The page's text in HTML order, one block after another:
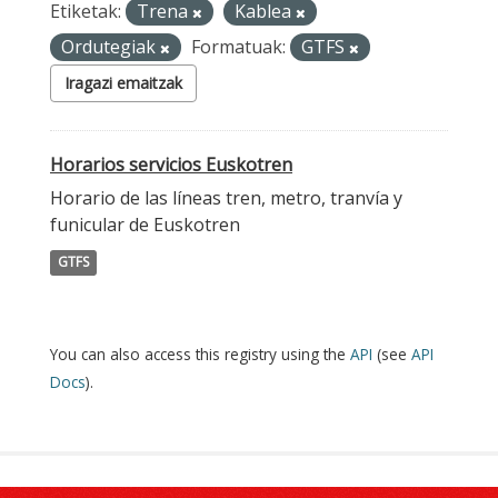
Etiketak: Trena
Kablea
Ordutegiak
Formatuak: GTFS
Iragazi emaitzak
Horarios servicios Euskotren
Horario de las líneas tren, metro, tranvía y
funicular de Euskotren
GTFS
You can also access this registry using the API (see API
Docs).